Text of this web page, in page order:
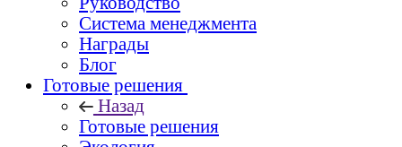
Система менеджмента
Награды
Блог
Готовые решения
Назад
Готовые решения